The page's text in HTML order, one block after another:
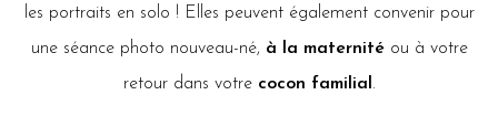
les portraits en solo ! Elles peuvent également convenir pour
une séance photo nouveau-né, à la maternitéou à votre
retour dans votre cocon familial .